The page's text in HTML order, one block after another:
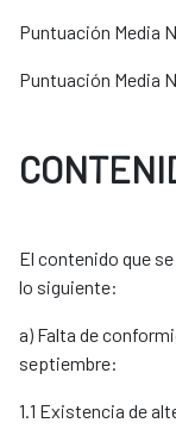
Puntuación Media
Puntuación Media
El contenido que
lo siguiente:
a) Falta de
septiembre:
1.1 Existencia de